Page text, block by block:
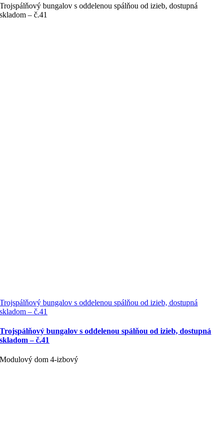
Trojspálňový bungalov s oddelenou spálňou od izieb, dostupná
skladom – č.41
Trojspálňový bungalov s oddelenou spálňou od izieb, dostupná
skladom – č.41
Trojspálňový bungalov s oddelenou spálňou od izieb, dostupná
skladom – č.41
Modulový dom 4-izbový